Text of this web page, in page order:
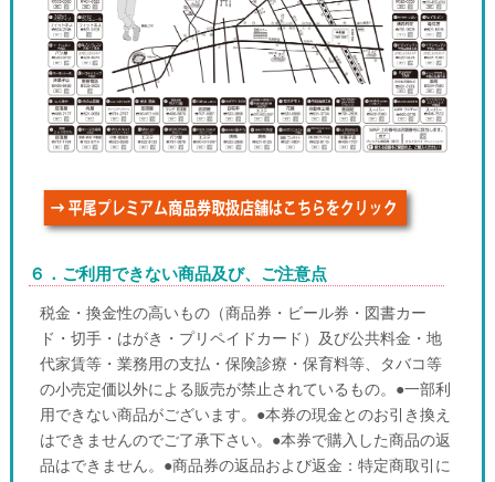
６．ご利用できない商品及び、ご注意点
税金・換金性の高いもの（商品券・ビール券・図書カー
ド・切手・はがき・プリペイドカード）及び公共料金・地
代家賃等・業務用の支払・保険診療・保育料等、タバコ等
の小売定価以外による販売が禁止されているもの。●一部利
用できない商品がございます。●本券の現金とのお引き換え
はできませんのでご了承下さい。●本券で購入した商品の返
品はできません。●商品券の返品および返金：特定商取引に